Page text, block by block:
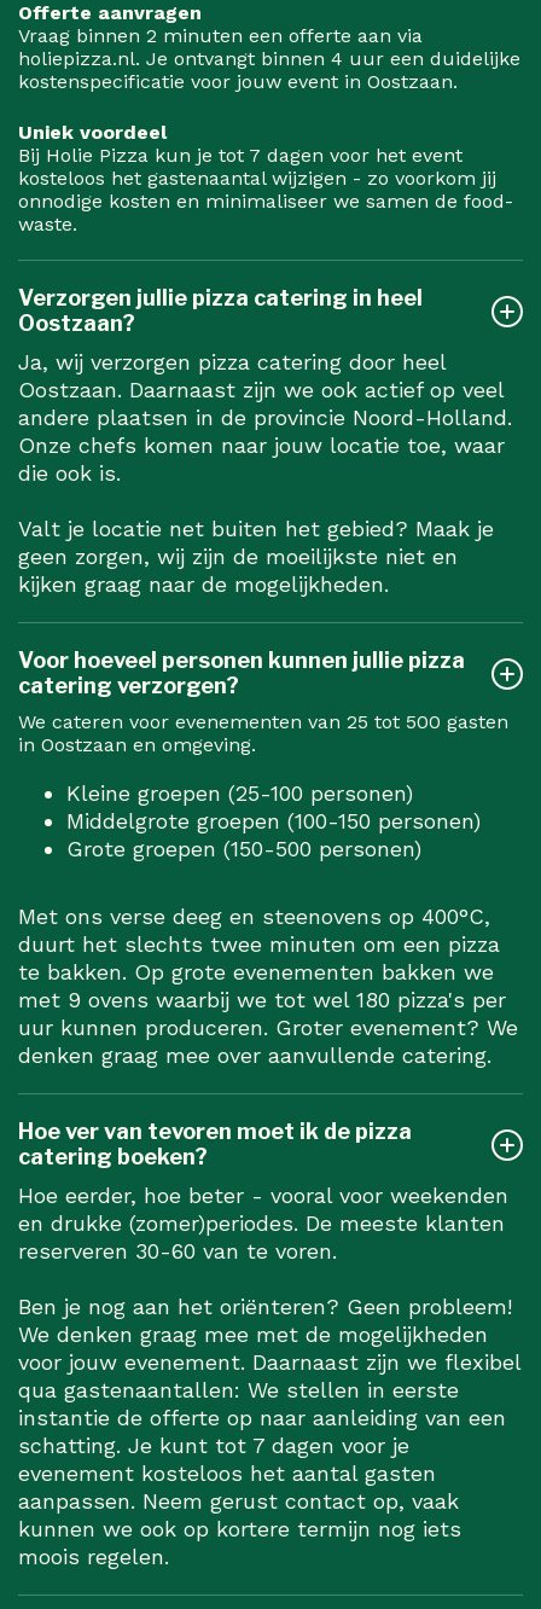
Offerte aanvragen
Vraag binnen 2 minuten een offerte aan via
holiepizza.nl. Je ontvangt binnen 4 uur een duidelijke
kostenspecificatie voor jouw event in Oostzaan.
Uniek voordeel
Bij Holie Pizza kun je tot 7 dagen voor het event
kosteloos het gastenaantal wijzigen - zo voorkom jij
onnodige kosten en minimaliseer we samen de food-
waste.
Verzorgen jullie pizza catering in heel
Oostzaan?
Ja, wij verzorgen pizza catering door heel
Oostzaan. Daarnaast zijn we ook actief op veel
andere plaatsen in de provincie Noord-Holland.
Onze chefs komen naar jouw locatie toe, waar
die ook is.
Valt je locatie net buiten het gebied? Maak je
geen zorgen, wij zijn de moeilijkste niet en
kijken graag naar de mogelijkheden.
Voor hoeveel personen kunnen jullie pizza
catering verzorgen?
We cateren voor evenementen van 25 tot 500 gasten
in Oostzaan en omgeving.
Kleine groepen (25-100 personen)
Middelgrote groepen (100-150 personen)
Grote groepen (150-500 personen)
Met ons verse deeg en steenovens op 400°C,
duurt het slechts twee minuten om een pizza
te bakken. Op grote evenementen bakken we
met 9 ovens waarbij we tot wel 180 pizza's per
uur kunnen produceren. Groter evenement? We
denken graag mee over aanvullende catering.
Hoe ver van tevoren moet ik de pizza
catering boeken?
Hoe eerder, hoe beter - vooral voor weekenden
en drukke (zomer)periodes. De meeste klanten
reserveren 30-60 van te voren.
Ben je nog aan het oriënteren? Geen probleem!
We denken graag mee met de mogelijkheden
voor jouw evenement. Daarnaast zijn we flexibel
qua gastenaantallen: We stellen in eerste
instantie de offerte op naar aanleiding van een
schatting. Je kunt tot 7 dagen voor je
evenement kosteloos het aantal gasten
aanpassen. Neem gerust contact op, vaak
kunnen we ook op kortere termijn nog iets
moois regelen.